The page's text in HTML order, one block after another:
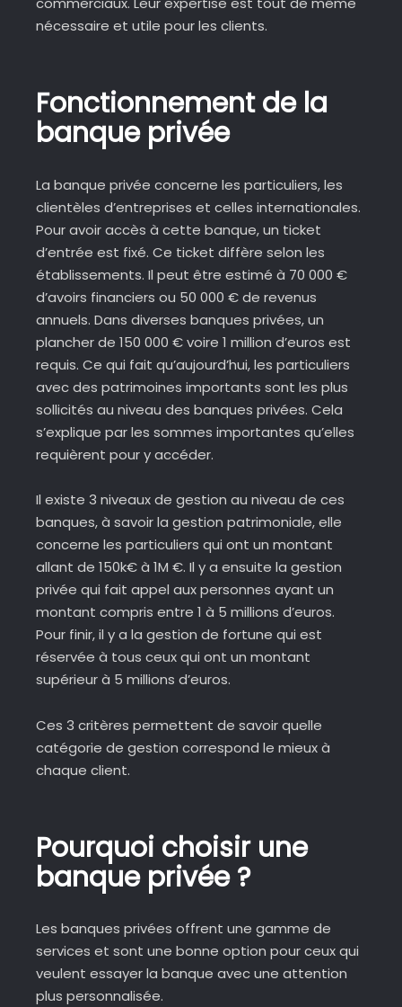
nécessaire et utile pour les clients.
Fonctionnement de la
banque privée
La banque privée concerne les particuliers, les
clientèles d’entreprises et celles internationales.
Pour avoir accès à cette banque, un ticket
d’entrée est fixé. Ce ticket diffère selon les
établissements. Il peut être estimé à 70 000 €
d’avoirs financiers ou 50 000 € de revenus
annuels. Dans diverses banques privées, un
plancher de 150 000 € voire 1 million d’euros est
requis. Ce qui fait qu’aujourd’hui, les particuliers
avec des patrimoines importants sont les plus
sollicités au niveau des banques privées. Cela
s’explique par les sommes importantes qu’elles
requièrent pour y accéder.
Il existe 3 niveaux de gestion au niveau de ces
banques, à savoir la gestion patrimoniale, elle
concerne les particuliers qui ont un montant
allant de 150k€ à 1M €. Il y a ensuite la gestion
privée qui fait appel aux personnes ayant un
montant compris entre 1 à 5 millions d’euros.
Pour finir, il y a la gestion de fortune qui est
réservée à tous ceux qui ont un montant
supérieur à 5 millions d’euros.
Ces 3 critères permettent de savoir quelle
catégorie de gestion correspond le mieux à
chaque client.
Pourquoi choisir une
banque privée ?
Les banques privées offrent une gamme de
services et sont une bonne option pour ceux qui
veulent essayer la banque avec une attention
plus personnalisée.